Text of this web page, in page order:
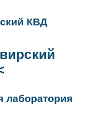
КВД
лаборатория